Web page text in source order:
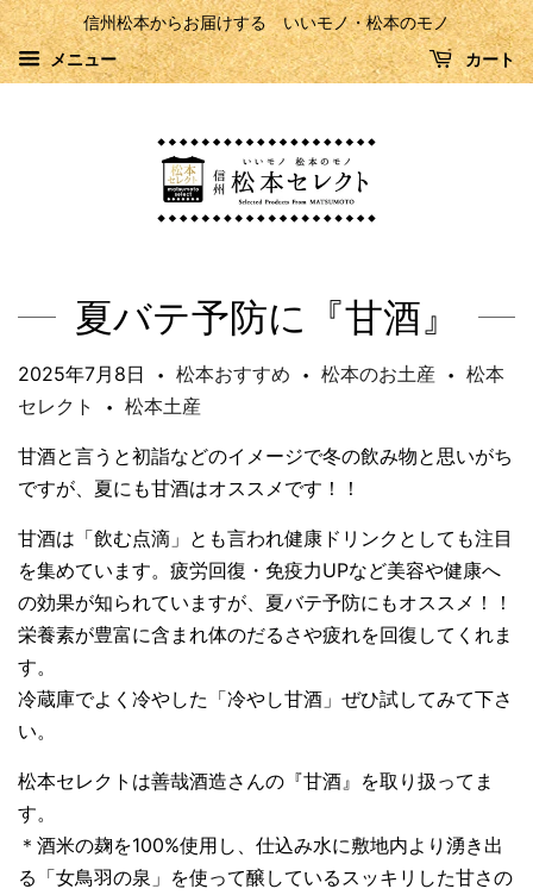
信州松本からお届けする いいモノ・松本のモノ
メニュー
カート
夏バテ予防に『甘酒』
2025年7月8日 • 松本おすすめ • 松本のお土産 •
松本
セレクト
• 松本土産
甘酒と言うと初詣などのイメージで冬の飲み物と思いがち
ですが、夏にも甘酒はオススメです！！
甘酒は「飲む点滴」とも言われ健康ドリンクとしても注目
を集めています。疲労回復・免疫力UPなど美容や健康へ
の効果が知られていますが、夏バテ予防にもオススメ！！
栄養素が豊富に含まれ体のだるさや疲れを回復してくれま
す。
冷蔵庫でよく冷やした「冷やし甘酒」ぜひ試してみて下さ
い。
松本セレクトは善哉酒造さんの『甘酒』を取り扱ってま
す。
＊ 酒米の麹を100%使用し、仕込み水に敷地内より湧き出
る「女鳥羽の泉」を使って醸しているスッキリした甘さの